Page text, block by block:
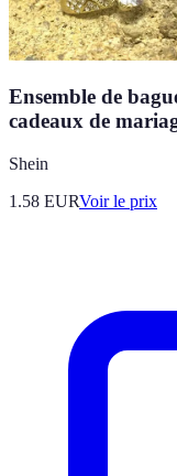
Ensemble de
cadeaux de
Shein
1.58 EURVoir le prix